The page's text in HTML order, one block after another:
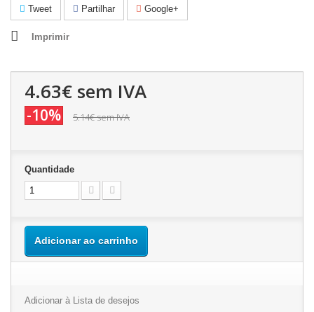
Tweet Partilhar Google+
Imprimir
4.63€ sem IVA
-10% 5.14€sem IVA
Quantidade
Adicionar ao carrinho
Adicionar à Lista de desejos